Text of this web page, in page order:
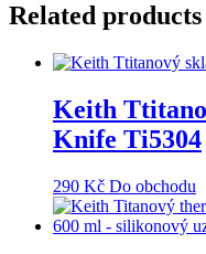
Related products
Keith
Knife Ti5304
290 Kč Do obchodu